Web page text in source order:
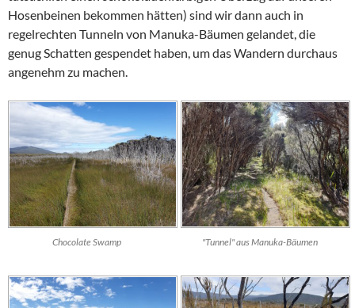
Hosenbeinen bekommen hätten) sind wir dann auch in
regelrechten Tunneln von Manuka-Bäumen gelandet, die
genug Schatten gespendet haben, um das Wandern durchaus
angenehm zu machen.
Chocolate Swamp "Tunnel" aus Manuka-Bäumen